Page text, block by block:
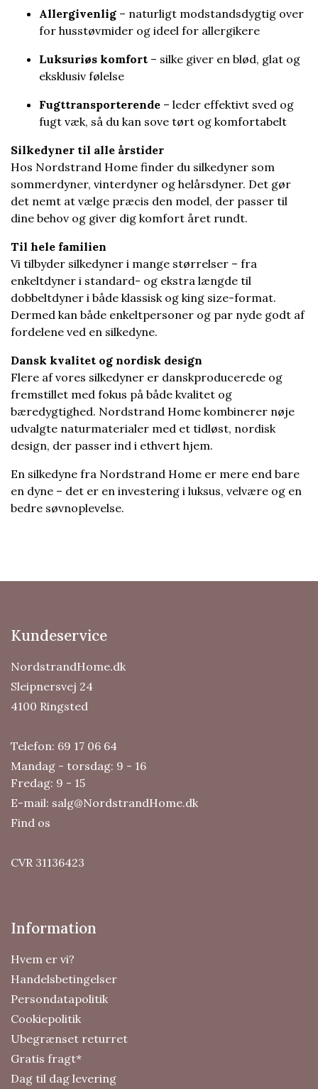
Allergivenlig – naturligt modstandsdygtig over
for husstøvmider og ideel for allergikere
Luksuriøs komfort – silke giver en blød, glat og
eksklusiv følelse
Fugttransporterende – leder effektivt sved og
fugt væk, så du kan sove tørt og komfortabelt
Silkedyner til alle årstider
Hos Nordstrand Home finder du silkedyner som
sommerdyner, vinterdyner og helårsdyner. Det gør
det nemt at vælge præcis den model, der passer til
dine behov og giver dig komfort året rundt.
Til hele familien
Vi tilbyder silkedyner i mange størrelser – fra
enkeltdyner i standard- og ekstra længde til
dobbeltdyner i både klassisk og king size-format.
Dermed kan både enkeltpersoner og par nyde godt af
fordelene ved en silkedyne.
Dansk kvalitet og nordisk design
Flere af vores silkedyner er danskproducerede og
fremstillet med fokus på både kvalitet og
bæredygtighed. Nordstrand Home kombinerer nøje
udvalgte naturmaterialer med et tidløst, nordisk
design, der passer ind i ethvert hjem.
En silkedyne fra Nordstrand Home er mere end bare
en dyne – det er en investering i luksus, velvære og en
bedre søvnoplevelse.
Kundeservice
NordstrandHome.dk
Sleipnersvej 24
4100 Ringsted
Telefon: 69 17 06 64
Mandag - torsdag: 9 - 16
Fredag: 9 - 15
E-mail: salg@NordstrandHome.dk
Find os
CVR 31136423
Information
Hvem er vi?
Handelsbetingelser
Persondatapolitik
Cookiepolitik
Ubegrænset returret
Gratis fragt*
Dag til dag levering